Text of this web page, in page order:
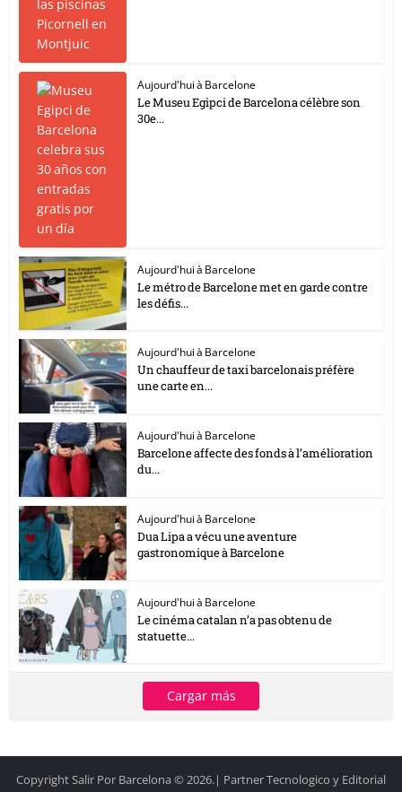
Aujourd'hui à Barcelone
Le Museu Egipci de Barcelona célèbre son
30e...
Aujourd'hui à Barcelone
Le métro de Barcelone met en garde contre
les défis...
Aujourd'hui à Barcelone
Un chauffeur de taxi barcelonais préfère
une carte en...
Aujourd'hui à Barcelone
Barcelone affecte des fonds à l’amélioration
du...
Aujourd'hui à Barcelone
Dua Lipa a vécu une aventure
gastronomique à Barcelone
Aujourd'hui à Barcelone
Le cinéma catalan n’a pas obtenu de
statuette...
Cargar más
Copyright Salir Por Barcelona © 2026.| Partner Tecnologico y Editorial